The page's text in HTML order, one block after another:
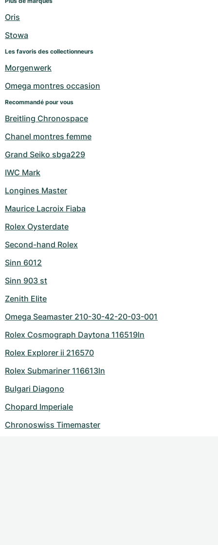
Oris
Stowa
Les favoris des collectionneurs
Morgenwerk
Omega montres occasion
Recommandé pour vous
Breitling Chronospace
Chanel montres femme
Grand Seiko sbga229
IWC Mark
Longines Master
Maurice Lacroix Fiaba
Rolex Oysterdate
Second-hand Rolex
Sinn 6012
Sinn 903 st
Zenith Elite
Omega Seamaster 210-30-42-20-03-001
Rolex Cosmograph Daytona 116519ln
Rolex Explorer ii 216570
Rolex Submariner 116613ln
Bulgari Diagono
Chopard Imperiale
Chronoswiss Timemaster